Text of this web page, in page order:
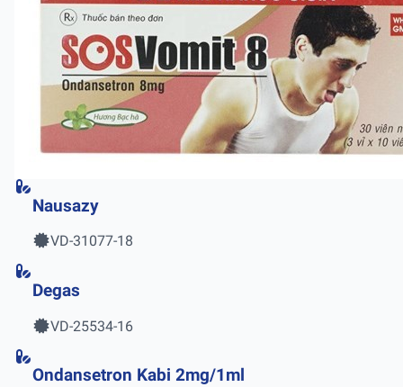
Nausazy
VD-31077-18
Degas
VD-25534-16
Ondansetron Kabi 2mg/1ml